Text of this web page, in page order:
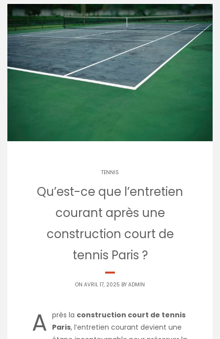
TENNIS
Qu’est-ce que l’entretien
courant après une
construction court de
tennis Paris ?
ON AVRIL 17, 2025 BY ADMIN
A près la construction court de tennis
Paris, l’entretien courant devient une